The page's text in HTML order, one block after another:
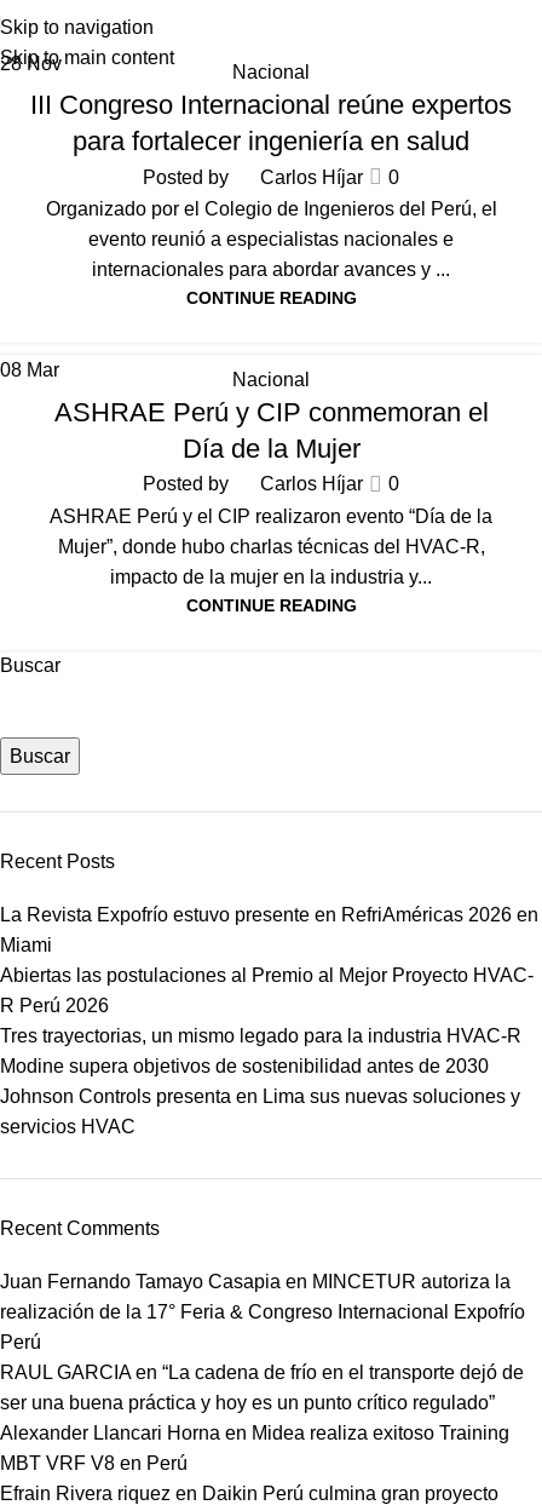
Skip to navigation
Skip to main content
28Nov Nacional
III Congreso Internacional reúne expertos
para fortalecer ingeniería en salud
Posted by Carlos Híjar
0
Organizado por el Colegio de Ingenieros del Perú, el
evento reunió a especialistas nacionales e
internacionales para abordar avances y ...
CONTINUE READING
08 Mar Nacional
ASHRAE Perú y CIP conmemoran el
Día de la Mujer
Posted by Carlos Híjar
0
ASHRAE Perú y el CIP realizaron evento “Día de la
Mujer”, donde hubo charlas técnicas del HVAC-R,
impacto de la mujer en la industria y...
CONTINUE READING
Buscar
Buscar
Recent Posts
La Revista Expofrío estuvo presente en RefriAméricas 2026 en
Miami
Abiertas las postulaciones al Premio al Mejor Proyecto HVAC-
R Perú 2026
Tres trayectorias, un mismo legado para la industria HVAC-R
Modine supera objetivos de sostenibilidad antes de 2030
Johnson Controls presenta en Lima sus nuevas soluciones y
servicios HVAC
Recent Comments
Juan Fernando Tamayo Casapia en MINCETUR autoriza la
realización de la 17° Feria & Congreso Internacional Expofrío
Perú
RAUL GARCIAen “La cadena de frío en el transporte dejó de
ser una buena práctica y hoy es un punto crítico regulado”
Alexander Llancari Horna en Midea realiza exitoso Training
MBT VRF V8 en Perú
Efrain Rivera riquez en Daikin Perú culmina gran proyecto